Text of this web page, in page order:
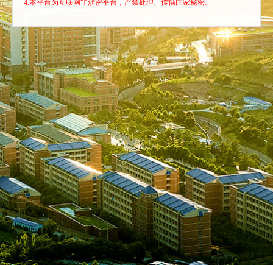
4.本平台为互联网非涉密平台，严禁处理、传输国家秘密。